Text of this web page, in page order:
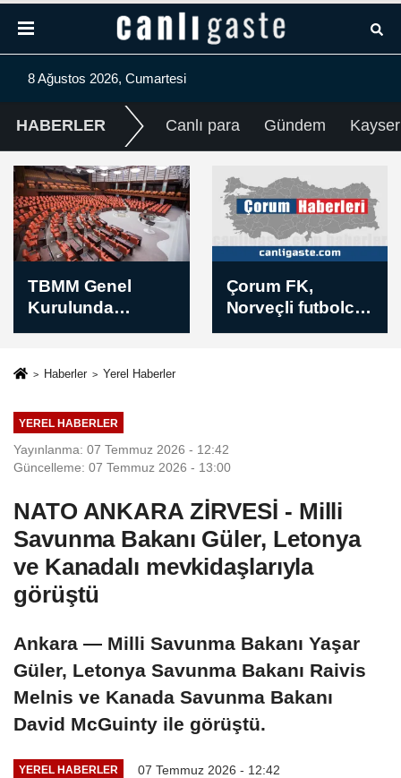
8 Ağustos 2026, Cumartesi
HABERLER Canlı para Gündem
Çorum FK,
Norveçli futbolcu
Markus
renklerine bağladı
Futbol: Trendyol
1. Lig
Haberler Yerel Haberler
YEREL HABERLER
Yayınlanma: 07 Temmuz 2026 - 12:42
Güncelleme: 07 Temmuz 2026 - 13:00
NATO ANKARA ZİRVESİ - Milli
Savunma Bakanı Güler, Letonya
ve Kanadalı mevkidaşlarıyla
görüştü
Ankara — Milli Savunma Bakanı Yaşar
Güler, Letonya Savunma Bakanı Raivis
Melnis ve Kanada Savunma Bakanı
David McGuinty ile görüştü.
YEREL HABERLER 07 Temmuz 2026 - 12:42